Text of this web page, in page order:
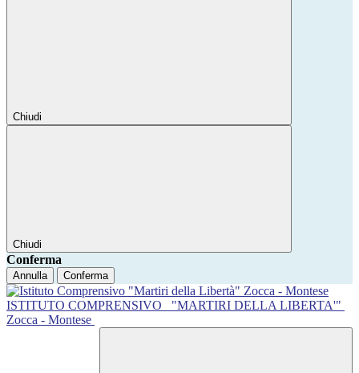
Chiudi
Chiudi
Conferma
Annulla Conferma
ISTITUTO COMPRENSIVO
"MARTIRI DELLA LIBERTA'"
Zocca - Montese